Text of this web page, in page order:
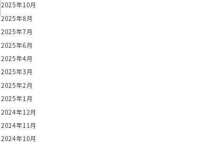
2025年10月
2025年8月
2025年7月
2025年6月
2025年4月
2025年3月
2025年2月
2025年1月
2024年12月
2024年11月
2024年10月